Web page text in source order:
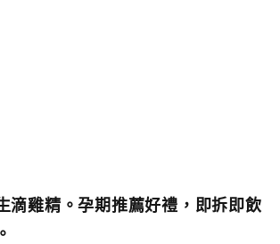
滴雞精。孕期推薦好禮，即拆即飲